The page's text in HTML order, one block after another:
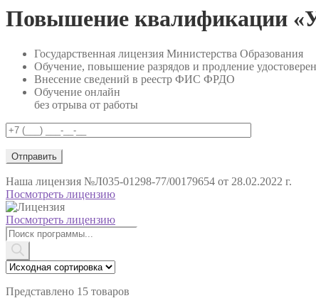
Повышение квалификации
Государственная лицензия Министерства Образования
Обучение, повышение разрядов и продление
Внесение сведений в реестр ФИС ФРДО
Обучение онлайн
без отрыва от работы
Наша лицензия №Л035-01298-77/00179654 от 28.02.2022 г.
Посмотреть лицензию
Посмотреть лицензию
Поиск
товаров
Представлено 15 товаров